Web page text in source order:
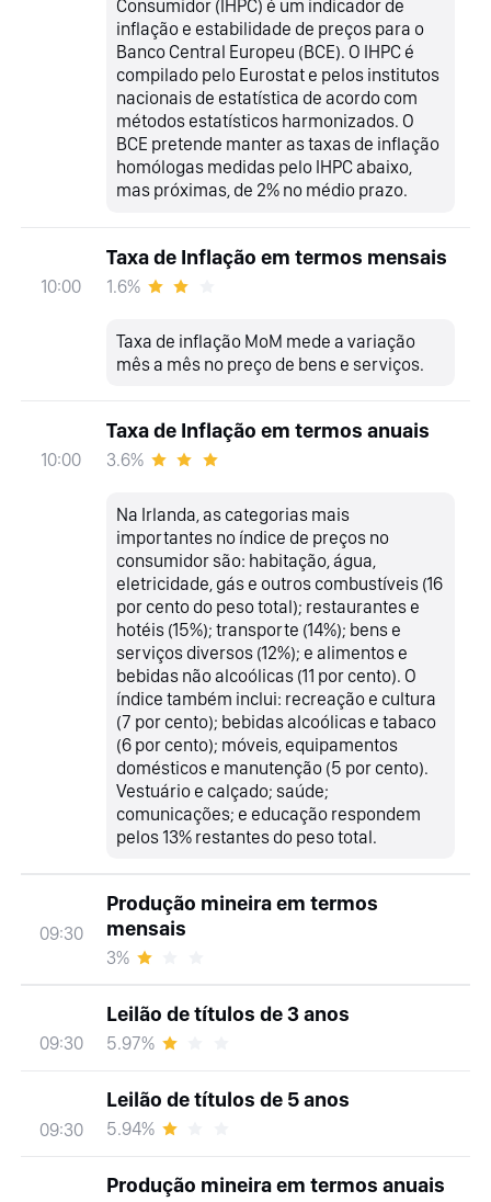
Consumidor (IHPC) é um indicador de
inflação e estabilidade de preços para o
Banco Central Europeu (BCE). O IHPC é
compilado pelo Eurostat e pelos institutos
nacionais de estatística de acordo com
métodos estatísticos harmonizados. O
BCE pretende manter as taxas de inflação
homólogas medidas pelo IHPC abaixo,
mas próximas, de 2% no médio prazo.
10:00
Taxa de Inflação em termos mensais
1.6%
Taxa de inflação MoM mede a variação
mês a mês no preço de bens e serviços.
10:00
Taxa de Inflação em termos anuais
3.6%
Na Irlanda, as categorias mais
importantes no índice de preços no
consumidor são: habitação, água,
eletricidade, gás e outros combustíveis (16
por cento do peso total); restaurantes e
hotéis (15%); transporte (14%); bens e
serviços diversos (12%); e alimentos e
bebidas não alcoólicas (11 por cento). O
índice também inclui: recreação e cultura
(7 por cento); bebidas alcoólicas e tabaco
(6 por cento); móveis, equipamentos
domésticos e manutenção (5 por cento).
Vestuário e calçado; saúde;
comunicações; e educação respondem
pelos 13% restantes do peso total.
09:30
Produção mineira em termos
mensais
3%
09:30
Leilão de títulos de 3 anos
5.97%
09:30
Leilão de títulos de 5 anos
5.94%
Produção mineira em termos anuais